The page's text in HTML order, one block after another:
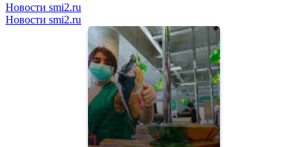
Новости smi2.ru
Новости smi2.ru